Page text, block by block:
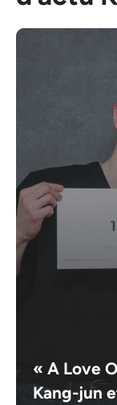
« A Love
Kang-jun